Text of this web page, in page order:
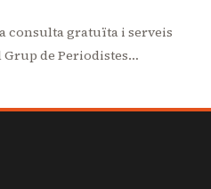
consulta gratuïta i serveis
Grup de Periodistes…